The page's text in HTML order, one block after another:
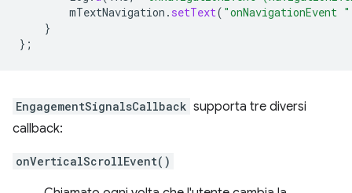
mTextNavigation . setText( "onNavigationEvent "
}
};
EngagementSignalsCallback supporta tre diversi
callback:
onVerticalScrollEvent()